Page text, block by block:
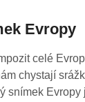
Evropy
celé
chystají
snímek